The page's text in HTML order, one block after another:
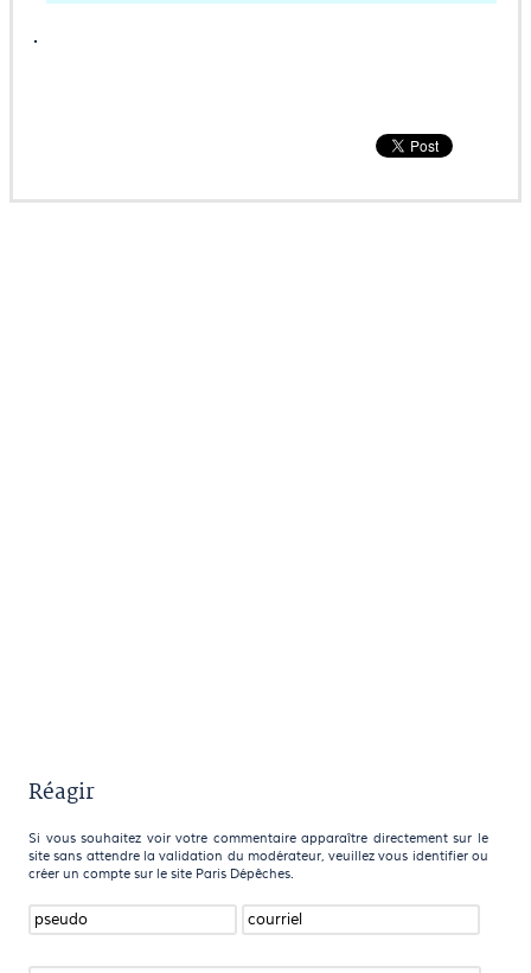
Réagir
Si vous souhaitez voir votre commentaire apparaître directement sur le
site sans attendre la validation du modérateur, veuillez vous identifier ou
créer un compte sur le site Paris Dépêches.